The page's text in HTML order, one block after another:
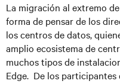
La migración al extremo
forma de pensar de los
los centros de datos,
amplio ecosistema de
muchos tipos de
Edge. De los